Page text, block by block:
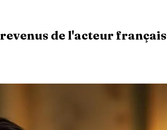
de l'acteur français